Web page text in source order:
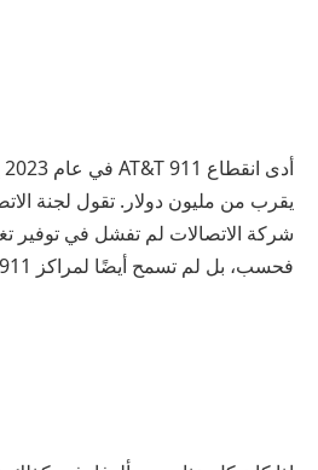
شركة الاتصالات لم تفشل في توفير
فحسب، بل لم تسمح أيضًا لمراكز 911 بمعرفة ما حدث.